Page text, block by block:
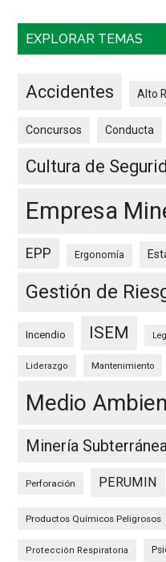
EXPLORAR TEMAS
Accidentes Alto
Concursos Conducta
Cultura de
Empresa
EPP Ergonomía
Gestión de
Incendio ISEM
Liderazgo Mantenimiento
Medio
Minería
Perforación PERUMIN
Productos Químicos Peligrosos
Protección Respiratoria